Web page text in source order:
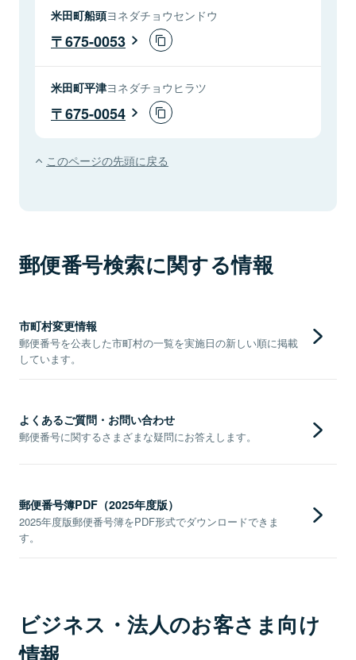
米田町船頭ヨネダチョウセンドウ
675-0053
米田町平津ヨネダチョウヒラツ
675-0054
このページの先頭に戻る
郵便番号検索に関する情報
市町村変更情報
郵便番号を公表した市町村の一覧を実施日の新しい順に掲載
しています。
よくあるご質問・お問い合わせ
郵便番号に関するさまざまな疑問にお答えします。
郵便番号簿PDF（2025年度版）
2025年度版郵便番号簿をPDF形式でダウンロードできま
す。
ビジネス・法人のお客さま向け
情報